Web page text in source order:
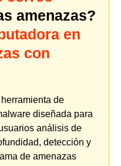
amenazas?
en
con
de
diseñada para
análisis de
detección y
de amenazas